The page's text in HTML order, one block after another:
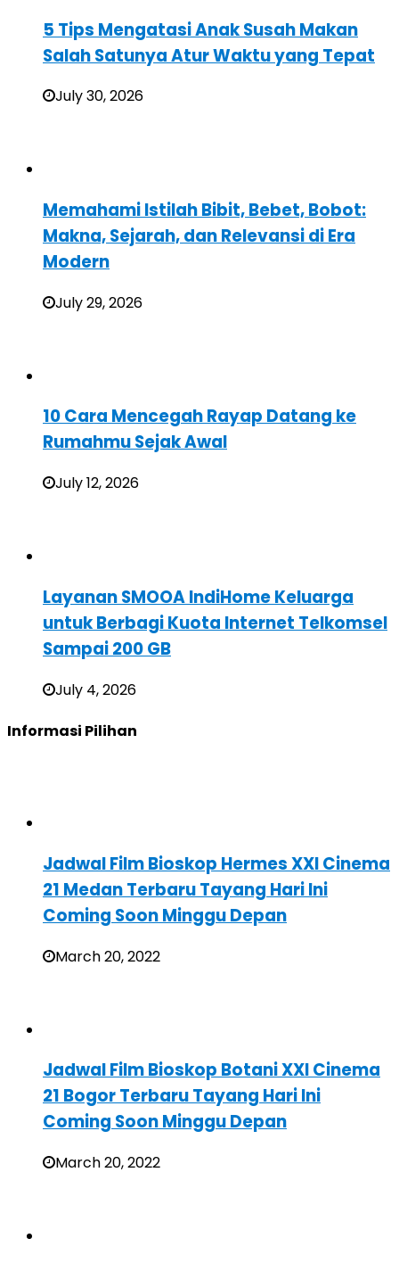
5 Tips Mengatasi Anak Susah Makan
Salah Satunya Atur Waktu yang Tepat
July 30, 2026
Memahami Istilah Bibit, Bebet, Bobot:
Makna, Sejarah, dan Relevansi di Era
Modern
July 29, 2026
10 Cara Mencegah Rayap Datang ke
Rumahmu Sejak Awal
July 12, 2026
Layanan SMOOA IndiHome Keluarga
untuk Berbagi Kuota Internet Telkomsel
Sampai 200 GB
July 4, 2026
Informasi Pilihan
Jadwal Film Bioskop Hermes XXI Cinema
21 Medan Terbaru Tayang Hari Ini
Coming Soon Minggu Depan
March 20, 2022
Jadwal Film Bioskop Botani XXI Cinema
21 Bogor Terbaru Tayang Hari Ini
Coming Soon Minggu Depan
March 20, 2022